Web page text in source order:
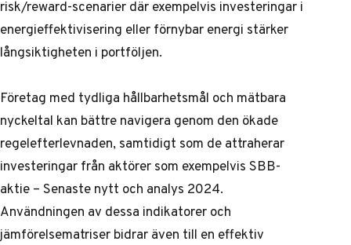
risk/reward-scenarier där exempelvis investeringar i
energieffektivisering eller förnybar energi stärker
långsiktigheten i portföljen.
Företag med tydliga hållbarhetsmål och mätbara
nyckeltal kan bättre navigera genom den ökade
regelefterlevnaden, samtidigt som de attraherar
investeringar från aktörer som exempelvisSBB-
aktie – Senaste nytt och analys 2024.
Användningen av dessa indikatorer och
jämförelsematriser bidrar även till en effektiv